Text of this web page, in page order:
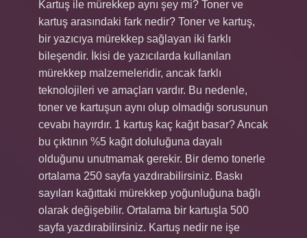
Kartuş ile mürekkep aynı şey mi? Toner ve
kartuş arasındaki fark nedir? Toner ve kartuş,
bir yazıcıya mürekkep sağlayan iki farklı
bileşendir. İkisi de yazıcılarda kullanılan
mürekkep malzemeleridir, ancak farklı
teknolojileri ve amaçları vardır. Bu nedenle,
toner ve kartuşun aynı olup olmadığı sorusunun
cevabı hayırdır. 1 kartuş kaç kağıt basar? Ancak
bu çıktının %5 kağıt doluluğuna dayalı
olduğunu unutmamak gerekir. Bir demo tonerle
ortalama 250 sayfa yazdırabilirsiniz. Baskı
sayıları kağıttaki mürekkep yoğunluğuna bağlı
olarak değişebilir. Ortalama bir kartuşla 500
sayfa yazdırabilirsiniz. Kartuş nedir ne işe